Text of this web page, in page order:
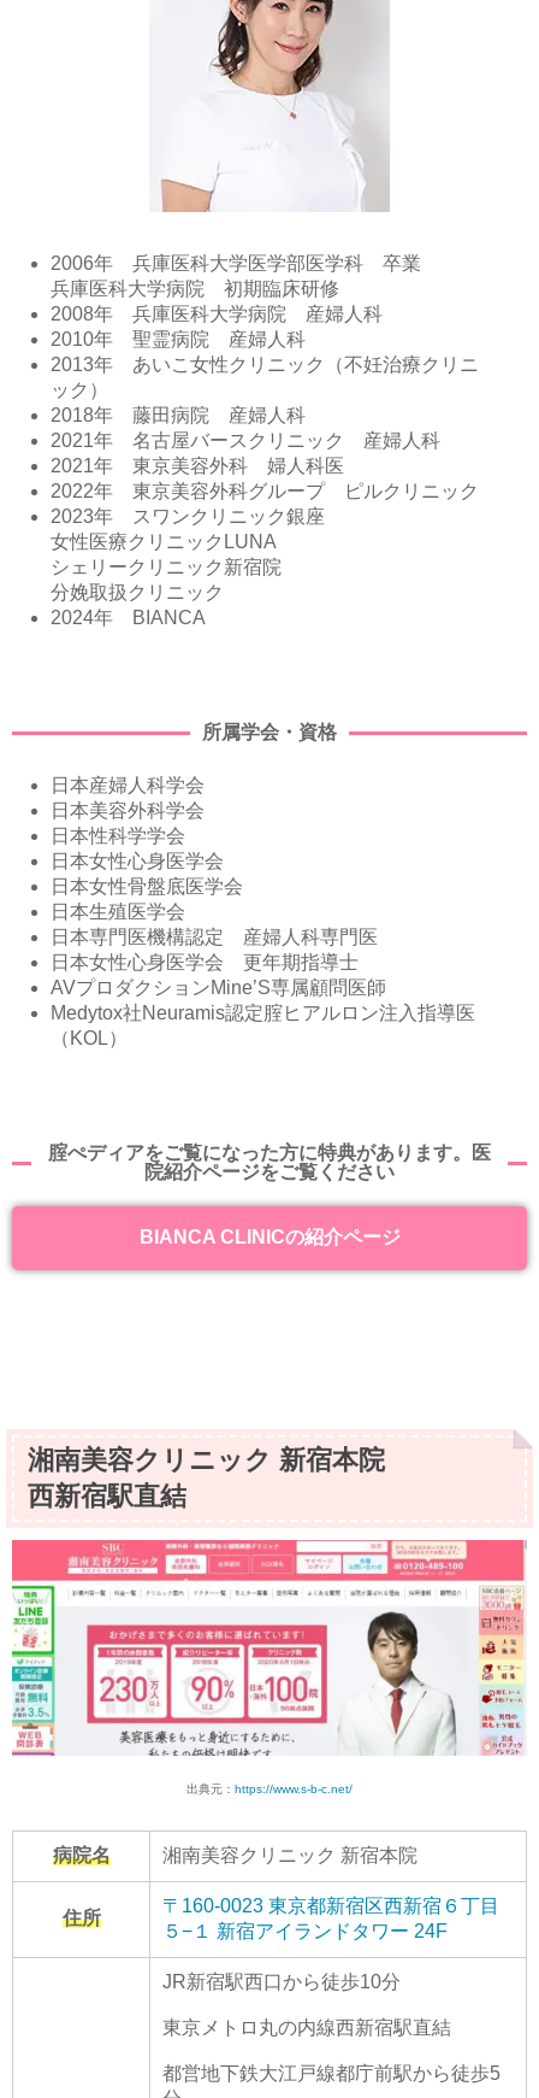
2006年 兵庫医科大学医学部医学科 卒業
兵庫医科大学病院 初期臨床研修
2008年 兵庫医科大学病院 産婦人科
2010年 聖霊病院 産婦人科
2013年 あいこ女性クリニック（不妊治療クリニ
ック）
2018年 藤田病院 産婦人科
2021年 名古屋バースクリニック 産婦人科
2021年 東京美容外科 婦人科医
2022年 東京美容外科グループ ピルクリニック
2023年 スワンクリニック銀座
女性医療クリニックLUNA
シェリークリニック新宿院
分娩取扱クリニック
2024年 BIANCA
所属学会・資格
日本産婦人科学会
日本美容外科学会
日本性科学学会
日本女性心身医学会
日本女性骨盤底医学会
日本生殖医学会
日本専門医機構認定 産婦人科専門医
日本女性心身医学会 更年期指導士
AVプロダクションMine’S専属顧問医師
Medytox社Neuramis認定腟ヒアルロン注入指導医
（KOL）
腟ぺディアをご覧になった方に特典があります。医
院紹介ページをご覧ください
BIANCA CLINICの紹介ページ
湘南美容クリニック 新宿本院
西新宿駅直結
出典元： https://www.s-b-c.net/
病院名 湘南美容クリニック 新宿本院
住所
〒160-0023 東京都新宿区西新宿６丁目
５−１ 新宿アイランドタワー 24F
JR新宿駅西口から徒歩10分
東京メトロ丸の内線西新宿駅直結
都営地下鉄大江戸線都庁前駅から徒歩5